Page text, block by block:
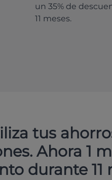
un 35% de
11 meses.
tus
Ahora 1
durante 11